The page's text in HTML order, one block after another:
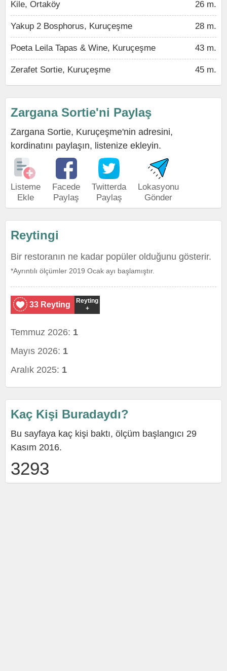
Kile, Ortaköy 26 m.
Yakup 2 Bosphorus, Kuruçeşme 28 m.
Poeta Leila Tapas & Wine, Kuruçeşme 43 m.
Zerafet Sortie, Kuruçeşme 45 m.
Zargana Sortie'ni Paylaş
Zargana Sortie, Kuruçeşme'nin adresini,
kordinatını paylaşın, listenize ekleyin.
Listeme
Ekle
Facede
Paylaş
Twitterda
Paylaş
Lokasyonu
Gönder
Reytingi
Bir restoranın ne kadar popüler olduğunu gösterir.
*Ayrıntılı ölçümler 2019 Ocak ayı başlamıştır.
33 Reyting
Reyting
+
Temmuz 2026: 1
Mayıs 2026: 1
Aralık 2025: 1
Kaç Kişi Buradaydı?
Bu sayfaya kaç kişi baktı, ölçüm başlangıcı 29
Kasım 2016.
3293